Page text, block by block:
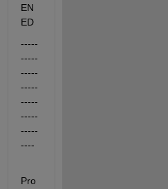
EN
ED
-----
-----
-----
-----
-----
-----
-----
----
Pro